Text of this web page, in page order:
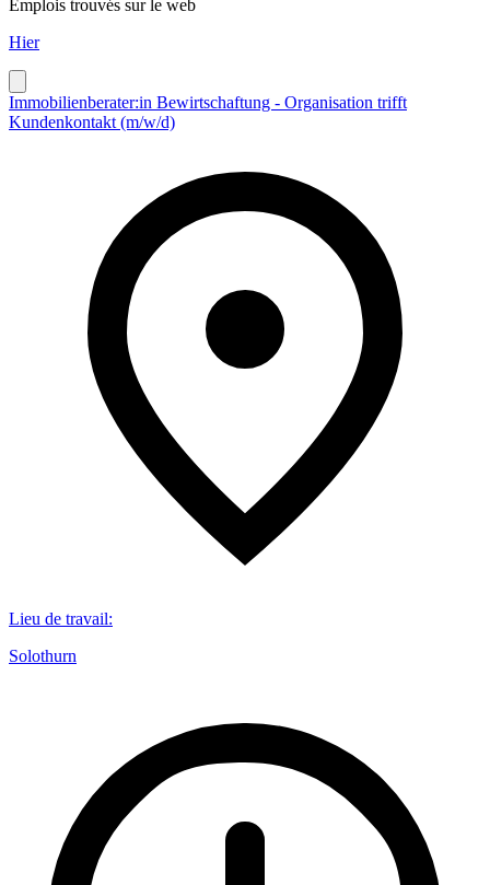
Emplois trouvés sur le web
Hier
Immobilienberater:in Bewirtschaftung - Organisation trifft
Kundenkontakt (m/w/d)
Lieu de travail:
Solothurn